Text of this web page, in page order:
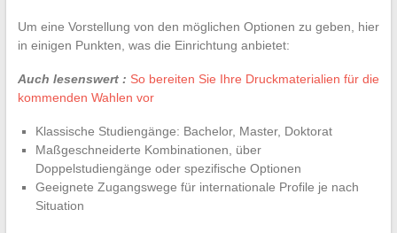
Um eine Vorstellung von den möglichen Optionen zu geben, hier
in einigen Punkten, was die Einrichtung anbietet:
Auch lesenswert : So bereiten Sie Ihre Druckmaterialien für die
kommenden Wahlen vor
Klassische Studiengänge: Bachelor, Master, Doktorat
Maßgeschneiderte Kombinationen, über
Doppelstudiengänge oder spezifische Optionen
Geeignete Zugangswege für internationale Profile je nach
Situation